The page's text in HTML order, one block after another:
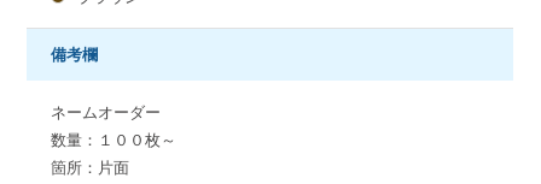
備考欄
ネームオーダー
数量：１００枚～
箇所：片面